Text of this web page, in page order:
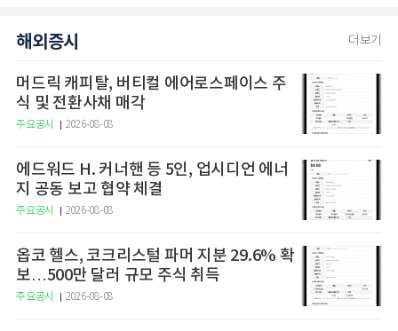
해외증시 더보기
머드릭 캐피탈, 버티컬 에어로스페이스 주
식 및 전환사채 매각
주요공시 2026-08-08
에드워드 H. 커너핸 등 5인, 업시디언 에너
지 공동 보고 협약 체결
주요공시 2026-08-08
옵코 헬스, 코크리스털 파머 지분 29.6% 확
보…500만 달러 규모 주식 취득
주요공시 2026-08-08